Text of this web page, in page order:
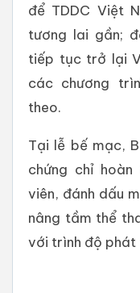
để TDDC Việt
tương lai gần;
tiếp tục trở lại
các chương
theo.
Tại lễ bế mạc,
chứng chỉ
viên, đánh dấu
nâng tầm thể
với trình độ phát